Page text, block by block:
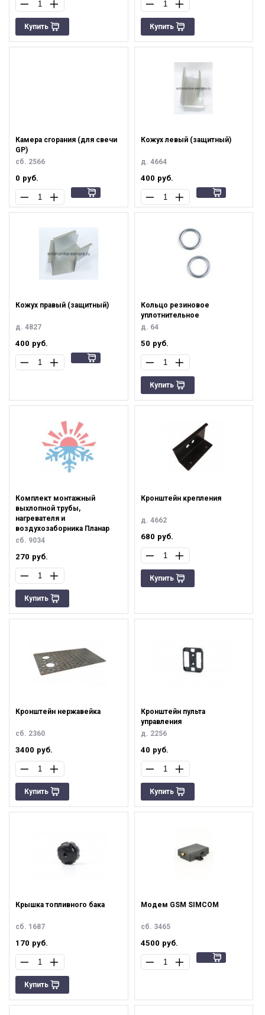
Купить Купить
Камера сгорания (для свечи
GP)
сб. 2566
0 руб.
Кожух левый (защитный)
д. 4664
400 руб.
Кожух правый (защитный)
д. 4827
400 руб.
Кольцо резиновое
уплотнительное
д. 64
50 руб.
Купить
Комплект монтажный
выхлопной трубы,
нагревателя и
воздухозаборника Планар
сб. 9034
270 руб.
Купить
Кронштейн крепления
д. 4662
680 руб.
Купить
Кронштейн нержавейка
cб. 2360
3400 руб.
Купить
Кронштейн пульта
управления
д. 2256
40 руб.
Купить
Крышка топливного бака
сб. 1687
170 руб.
Купить
Модем GSM SIMCOM
сб. 3465
4500 руб.